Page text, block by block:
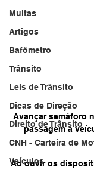
Multas
Artigos
Bafômetro
Trânsito
Leis de Trânsito
Dicas de Direção
Direito de Trânsito
CNH - Carteira de
Veículos
Avançar semáforo
passagem a
Ao ouvir os